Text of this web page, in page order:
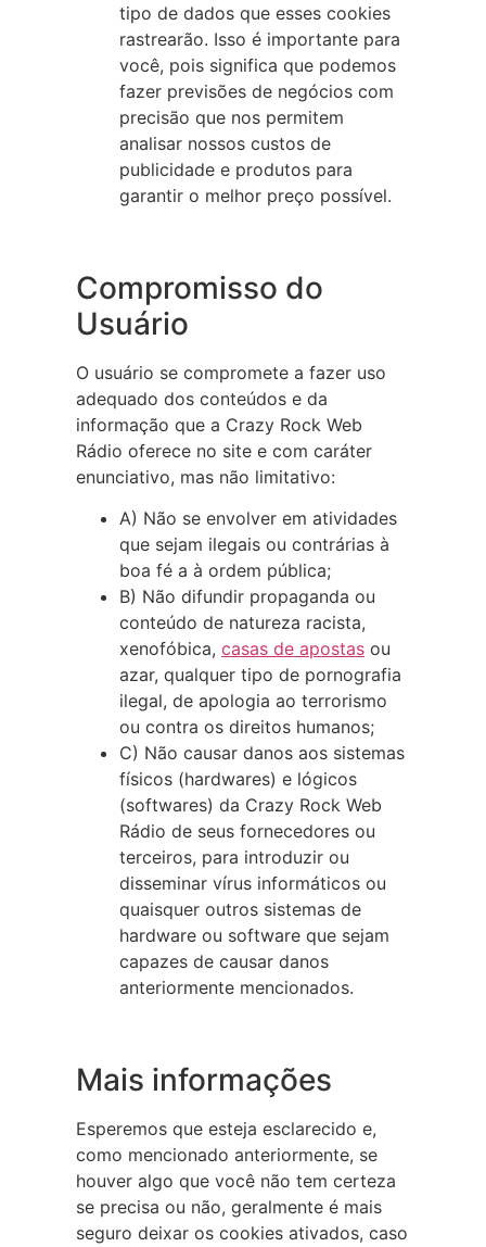
tipo de dados que esses cookies
rastrearão. Isso é importante para
você, pois significa que podemos
fazer previsões de negócios com
precisão que nos permitem
analisar nossos custos de
publicidade e produtos para
garantir o melhor preço possível.
Compromisso do
Usuário
O usuário se compromete a fazer uso
adequado dos conteúdos e da
informação que a Crazy Rock Web
Rádio oferece no site e com caráter
enunciativo, mas não limitativo:
A) Não se envolver em atividades
que sejam ilegais ou contrárias à
boa fé a à ordem pública;
B) Não difundir propaganda ou
conteúdo de natureza racista,
xenofóbica, casas de apostas ou
azar, qualquer tipo de pornografia
ilegal, de apologia ao terrorismo
ou contra os direitos humanos;
C) Não causar danos aos sistemas
físicos (hardwares) e lógicos
(softwares) da Crazy Rock Web
Rádio de seus fornecedores ou
terceiros, para introduzir ou
disseminar vírus informáticos ou
quaisquer outros sistemas de
hardware ou software que sejam
capazes de causar danos
anteriormente mencionados.
Mais informações
Esperemos que esteja esclarecido e,
como mencionado anteriormente, se
houver algo que você não tem certeza
se precisa ou não, geralmente é mais
seguro deixar os cookies ativados, caso